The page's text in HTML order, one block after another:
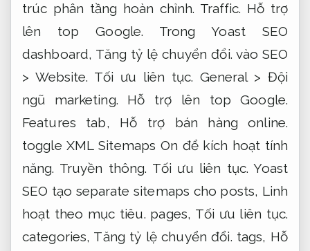
trúc phân tầng hoàn chỉnh. Traffic. Hỗ trợ
lên top Google. Trong Yoast SEO
dashboard, Tăng tỷ lệ chuyển đổi. vào SEO
> Website. Tối ưu liên tục. General > Đội
ngũ marketing.
Hỗ trợ lên top Google.
Features tab, Hỗ trợ bán hàng online.
toggle XML Sitemaps On để kích hoạt tính
năng. Truyền thông. Tối ưu liên tục. Yoast
SEO tạo separate sitemaps cho posts, Linh
hoạt theo mục tiêu. pages, Tối ưu liên tục.
categories, Tăng tỷ lệ chuyển đổi. tags, Hỗ